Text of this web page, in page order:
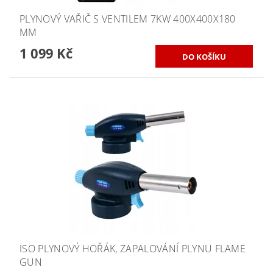
PLYNOVÝ VAŘIČ S VENTILEM 7KW 400X400X180
MM
1 099 Kč
ISO PLYNOVÝ HOŘÁK, ZAPALOVÁNÍ PLYNU FLAME
GUN